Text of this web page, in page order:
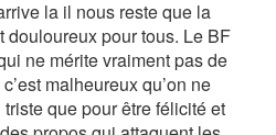
la il nous reste que la
douloureux pour tous. Le BF
ne mérite vraiment pas de
malheureux qu’on ne
triste que pour être félicité et